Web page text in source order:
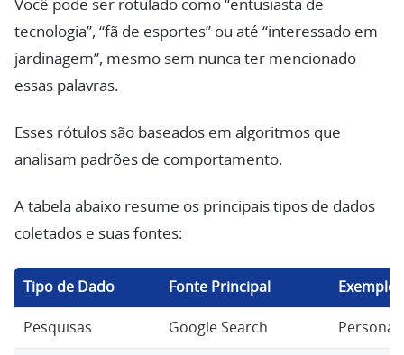
Você pode ser rotulado como “entusiasta de
tecnologia”, “fã de esportes” ou até “interessado em
jardinagem”, mesmo sem nunca ter mencionado
essas palavras.
Esses rótulos são baseados em algoritmos que
analisam padrões de comportamento.
A tabela abaixo resume os principais tipos de dados
coletados e suas fontes:
Tipo de Dado Fonte Principal Exemplo
Pesquisas Google Search